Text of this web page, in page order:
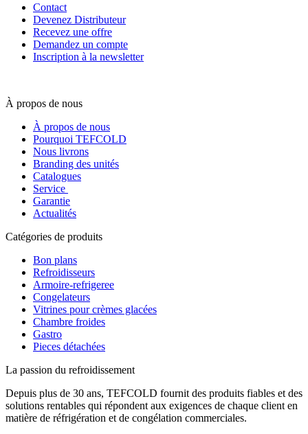
Contact
Devenez Distributeur
Recevez une offre
Demandez un compte
Inscription à la newsletter
À propos de nous
À propos de nous
Pourquoi TEFCOLD
Nous livrons
Branding des unités
Catalogues
Service
Garantie
Actualités
Catégories de produits
Bon plans
Refroidisseurs
Armoire-refrigeree
Congelateurs
Vitrines pour crèmes glacées
Chambre froides
Gastro
Pieces détachées
La passion du refroidissement
Depuis plus de 30 ans, TEFCOLD fournit des produits fiables et des
solutions rentables qui répondent aux exigences de chaque client en
matière de réfrigération et de congélation commerciales.